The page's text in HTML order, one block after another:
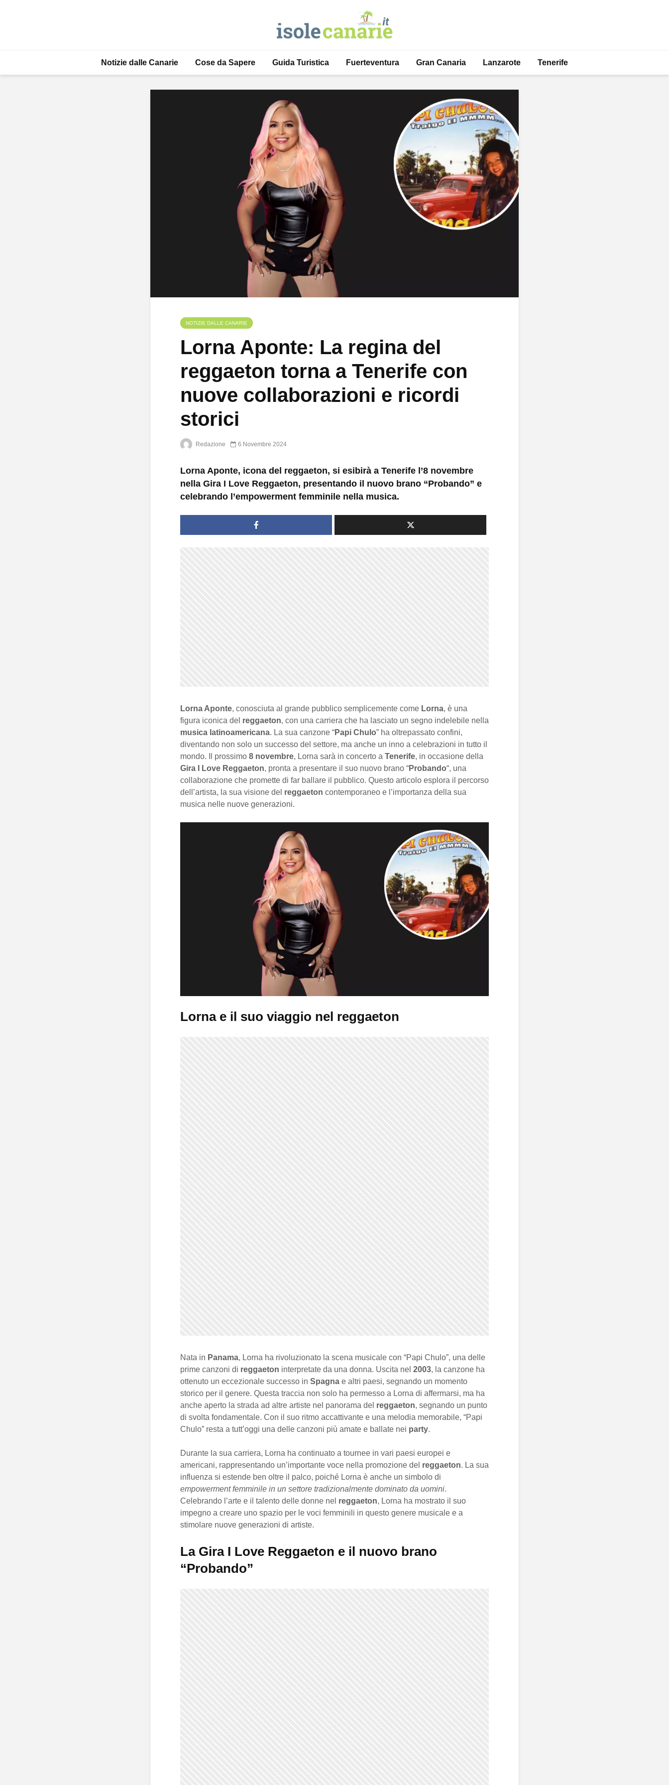
Notizie dalle Canarie Cose da Sapere Guida Turistica Fuerteventura Gran Canaria Lanzarote Tenerife
NOTIZIE DALLE CANARIE
Lorna Aponte: La regina del
reggaeton torna a Tenerife con
nuove collaborazioni e ricordi
storici
Redazione 6 Novembre 2024
Lorna Aponte, icona del reggaeton, si esibirà a Tenerife l’8 novembre
nella Gira I Love Reggaeton, presentando il nuovo brano “Probando” e
celebrando l’empowerment femminile nella musica.
Lorna Aponte, conosciuta al grande pubblico semplicemente come Lorna, è una
figura iconica del reggaeton, con una carriera che ha lasciato un segno indelebile nella
musica latinoamericana. La sua canzone “Papi Chulo” ha oltrepassato confini,
diventando non solo un successo del settore, ma anche un inno a celebrazioni in tutto il
mondo. Il prossimo 8 novembre, Lorna sarà in concerto a Tenerife, in occasione della
Gira I Love Reggaeton, pronta a presentare il suo nuovo brano “Probando“, una
collaborazione che promette di far ballare il pubblico. Questo articolo esplora il percorso
dell’artista, la sua visione del reggaeton contemporaneo e l’importanza della sua
musica nelle nuove generazioni.
Lorna e il suo viaggio nel reggaeton
Nata in Panama, Lorna ha rivoluzionato la scena musicale con “Papi Chulo”, una delle
prime canzoni di reggaeton interpretate da una donna. Uscita nel 2003, la canzone ha
ottenuto un eccezionale successo in Spagna e altri paesi, segnando un momento
storico per il genere. Questa traccia non solo ha permesso a Lorna di affermarsi, ma ha
anche aperto la strada ad altre artiste nel panorama del reggaeton, segnando un punto
di svolta fondamentale. Con il suo ritmo accattivante e una melodia memorabile, “Papi
Chulo” resta a tutt’oggi una delle canzoni più amate e ballate nei party.
Durante la sua carriera, Lorna ha continuato a tournee in vari paesi europei e
americani, rappresentando un’importante voce nella promozione del reggaeton. La sua
influenza si estende ben oltre il palco, poiché Lorna è anche un simbolo di
empowerment femminile in un settore tradizionalmente dominato da uomini.
Celebrando l’arte e il talento delle donne nel reggaeton, Lorna ha mostrato il suo
impegno a creare uno spazio per le voci femminili in questo genere musicale e a
stimolare nuove generazioni di artiste.
La Gira I Love Reggaeton e il nuovo brano
“Probando”